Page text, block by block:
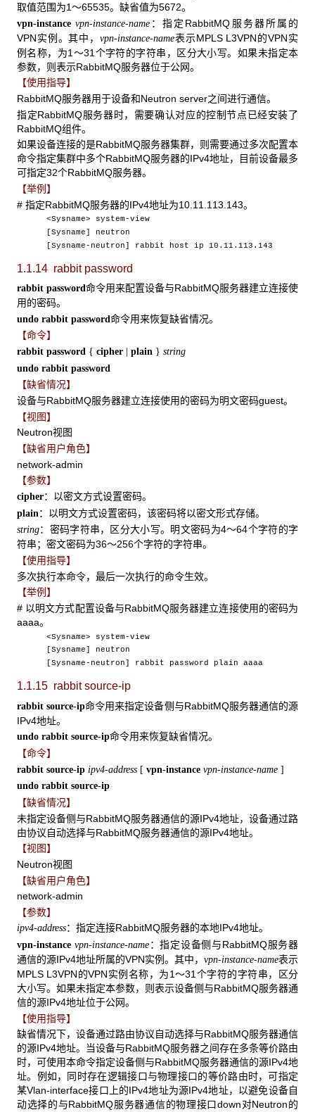
取值范围为1～65535。缺省值为5672。
vpn-instance vpn-instance-name ：指定RabbitMQ服务器所属的
VPN实例。其中， vpn-instance-name表示MPLS L3VPN的VPN实
例名称，为1～31个字符的字符串，区分大小写。如果未指定本
参数，则表示RabbitMQ服务器位于公网。
【使用指导】
RabbitMQ服务器用于设备和Neutron server之间进行通信。
指定RabbitMQ服务器时，需要确认对应的控制节点已经安装了
RabbitMQ组件。
如果设备连接的是RabbitMQ服务器集群，则需要通过多次配置本
命令指定集群中多个RabbitMQ服务器的IPv4地址，目前设备最多
可指定32个RabbitMQ服务器。
【举例】
# 指定RabbitMQ服务器的IPv4地址为10.11.113.143。
<Sysname> system-view
[Sysname] neutron
[Sysname-neutron] rabbit host ip 10.11.113.143
1.1.14 rabbit password
rabbit password命令用来配置设备与RabbitMQ服务器建立连接使
用的密码。
undo rabbit password 命令用来恢复缺省情况。
【命令】
rabbit password { cipher plain } string
undo rabbit password
【缺省情况】
设备与RabbitMQ服务器建立连接使用的密码为明文密码guest。
【视图】
Neutron视图
【缺省用户角色】
network-admin
【参数】
cipher：以密文方式设置密码。
plain ：以明文方式设置密码，该密码将以密文形式存储。
string：密码字符串，区分大小写。明文密码为4～64个字符的字
符串；密文密码为36～256个字符的字符串。
【使用指导】
多次执行本命令，最后一次执行的命令生效。
【举例】
# 以明文方式配置设备与RabbitMQ服务器建立连接使用的密码为
aaaa。
<Sysname> system-view
[Sysname] neutron
[Sysname-neutron] rabbit password plain aaaa
1.1.15 rabbit source-ip
rabbit source-ip命令用来指定设备侧与RabbitMQ服务器通信的源
IPv4地址。
undo rabbit source-ip命令用来恢复缺省情况。
【命令】
rabbit source-ip ipv4-address [ vpn-instance vpn-instance-name ]
undo rabbit source-ip
【缺省情况】
未指定设备侧与RabbitMQ服务器通信的源IPv4地址，设备通过路
由协议自动选择与RabbitMQ服务器通信的源IPv4地址。
【视图】
Neutron视图
【缺省用户角色】
network-admin
【参数】
ipv4-address：指定连接RabbitMQ服务器的本地IPv4地址。
vpn-instance vpn-instance-name：指定设备侧与RabbitMQ服务器
通信的源IPv4地址所属的VPN实例。其中， vpn-instance-name表示
MPLS L3VPN的VPN实例名称，为1～31个字符的字符串，区分
大小写。如果未指定本参数，则表示设备侧与RabbitMQ服务器通
信的源IPv4地址位于公网。
【使用指导】
缺省情况下，设备通过路由协议自动选择与RabbitMQ服务器通信
的源IPv4地址。当设备与RabbitMQ服务器之间存在多条等价路由
时，可使用本命令指定设备侧与RabbitMQ服务器通信的源IPv4地
址。例如，同时存在逻辑接口与物理接口的等价路由时，可指定
某Vlan-interface接口上的IPv4地址为源IPv4地址，以避免设备自
动选择的与RabbitMQ服务器通信的物理接口down对Neutron的